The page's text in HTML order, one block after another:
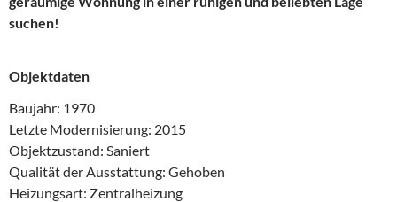
suchen!
Objektdaten
Baujahr: 1970
Letzte Modernisierung: 2015
Objektzustand: Saniert
Qualität der Ausstattung: Gehoben
Heizungsart: Zentralheizung